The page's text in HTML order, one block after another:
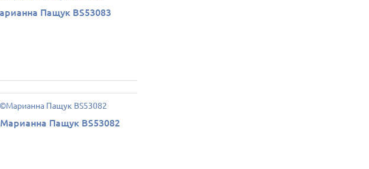
Пащук BS53083
Пащук BS53082